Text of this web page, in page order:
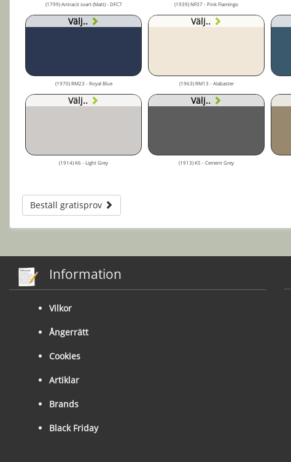
(1799) Antracit svart (Matt) - DFC7 (1939) NF07 - Pink Flamingo
Välj..
(1970) RM23 - Royal Blue
Välj..
(1963) RM13 - Alabaster
Välj..
(1914) K6 - Light Grey
Välj..
(1913) K5 - Cement Grey
Beställ gratisprov
Information
Vilkor
Ångerrätt
Cookies
Artiklar
Brands
Black Friday